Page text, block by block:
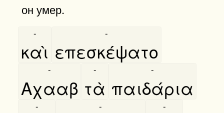
он умер.
καὶ
-
επεσκέψατο
-
Αχααβ
-
τὰ
-
παιδάρια
-
- - -